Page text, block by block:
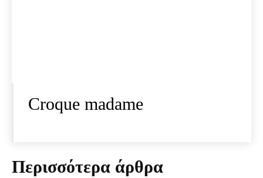
Croque madame
Περισσότερα άρθρα